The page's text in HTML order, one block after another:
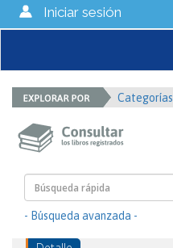
Iniciar sesión
Categorías
- Búsqueda avanzada -